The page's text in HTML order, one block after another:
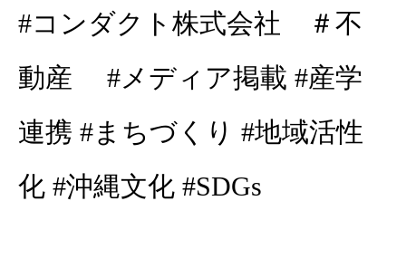
#コンダクト株式会社 ＃不
動産 #メディア掲載 #産学
連携 #まちづくり #地域活性
化 #沖縄文化 #SDGs